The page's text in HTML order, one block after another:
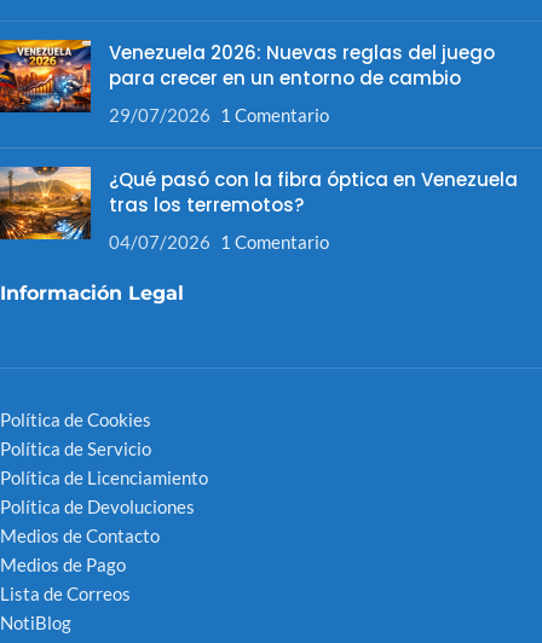
Venezuela 2026: Nuevas reglas del juego
para crecer en un entorno de cambio
29/07/2026 1 Comentario
¿Qué pasó con la fibra óptica en Venezuela
tras los terremotos?
04/07/2026 1 Comentario
Información Legal
Política de Cookies
Política de Servicio
Política de Licenciamiento
Política de Devoluciones
Medios de Contacto
Medios de Pago
Lista de Correos
NotiBlog